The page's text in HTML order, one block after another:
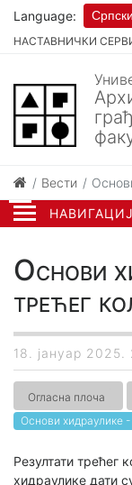
НАСТАВНИЧКИ
Language: Српски
Вести
Основи
трећег
18. јануар 2025.
Огласна плоча
Основи хидраулике
Резултати трећег
хидраулике дати